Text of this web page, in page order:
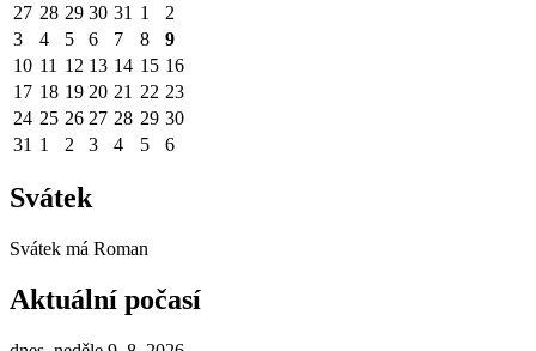
27 28 29 30 31 1
2
3
4 5 6 7 8
9
10 11 12 13 14 15 16
17 18 19 20 21 22 23
24 25 26 27 28 29 30
31 1 2 3 4 5 6
Svátek
Svátek má Roman
Aktuální počasí